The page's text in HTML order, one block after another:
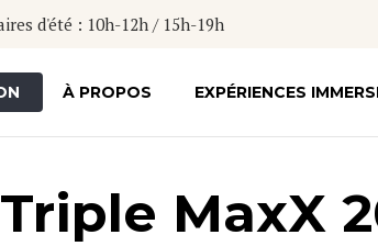
d'été : 10h-12h / 15h-19h
À PROPOS EXPÉRIENCES
MaxX